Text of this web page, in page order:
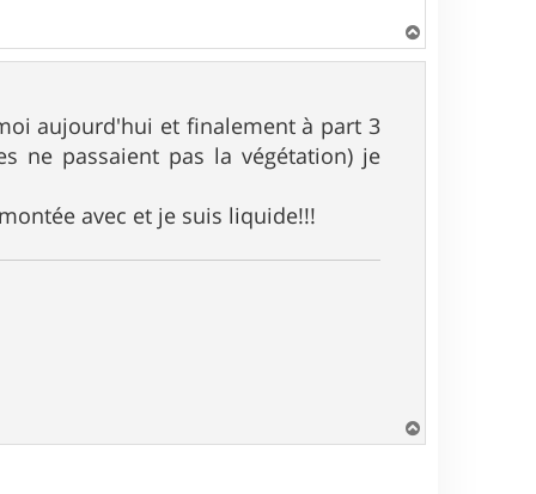
a
aujourd'hui et finalement à part 3
ne passaient pas la végétation) je
avec et je suis liquide!!!
a